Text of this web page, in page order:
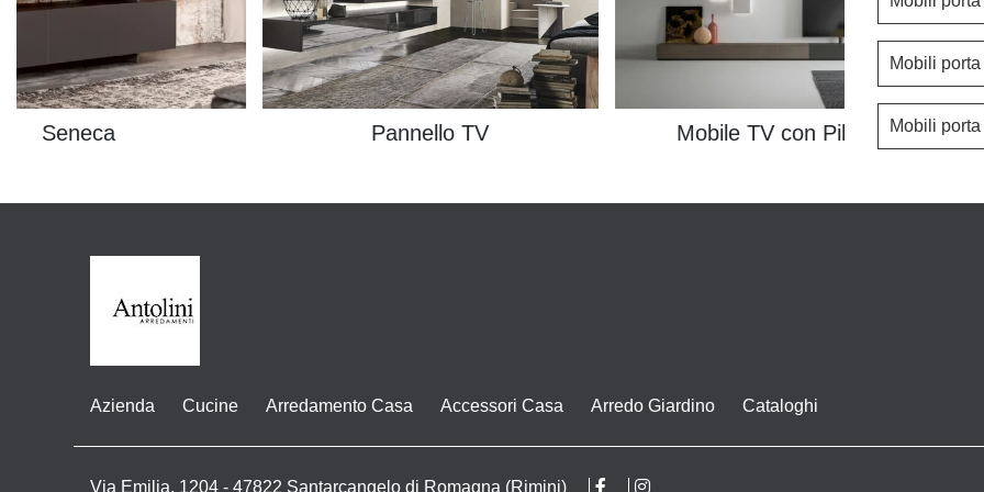
Seneca Pannello TV Mobile TV con Pilastri
Mobili
Mobili
Azienda Cucine Arredamento Casa Accessori Casa Arredo Giardino Cataloghi
Via Emilia, 1204 - 47822 Santarcangelo di Romagna (Rimini)